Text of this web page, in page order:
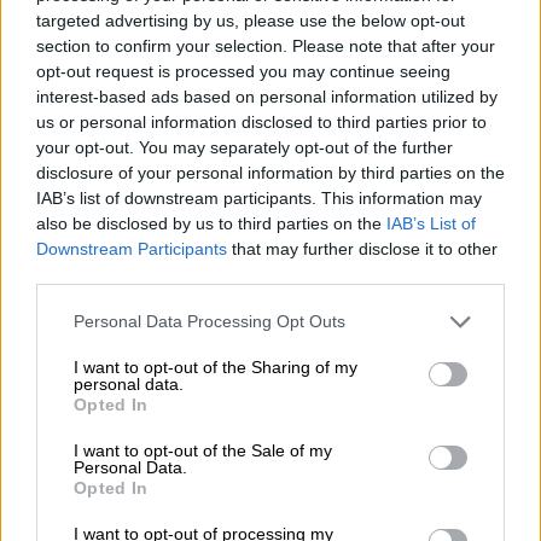
targeted advertising by us, please use the below opt-out
section to confirm your selection. Please note that after your
opt-out request is processed you may continue seeing
interest-based ads based on personal information utilized by
us or personal information disclosed to third parties prior to
your opt-out. You may separately opt-out of the further
disclosure of your personal information by third parties on the
IAB’s list of downstream participants. This information may
also be disclosed by us to third parties on the IAB’s List of
Downstream Participants that may further disclose it to other
Please note that this website/app uses one or more Google
not limited to your visit or usage behaviour. You may click to
grant or deny consent to Google and its third-party tags to
use your data for below specified purposes in below Google
consent section.
Personal Data Processing Opt Outs
I want to opt-out of the Sharing of my
personal data.
Opted In
I want to opt-out of the Sale of my
Personal Data.
Opted In
I want to opt-out of processing my
«μαγική» θεραπεία του ανάλογα με το πώς
έκρινε ότι είναι η οικονομική κατάσταση του
θύματος. Από 200 έως 300 ευρώ ήταν το
κόστος ανά φιαλίδιο καιαπό 10.000 έως
25.000η κάθε ένεση βλαστοκυττάρων με τον
κατηγορούμενο να δέχεται μόνο πληρωμές
σε μετρητά και να μην έχει κόψει ούτε μία
απόδειξη για τις «υπηρεσίες» του.